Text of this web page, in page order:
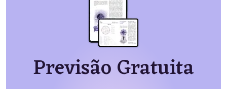
Previsão Gratuita